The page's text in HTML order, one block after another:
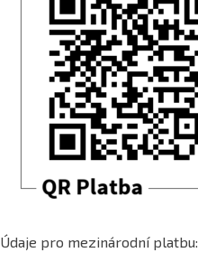
Údaje pro mezinárodní platbu: